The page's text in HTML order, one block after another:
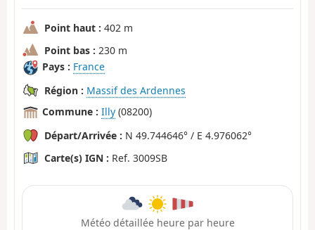
Point haut : 402 m
Point bas : 230 m
Pays : France
Région : Massif des Ardennes
Commune : Illy (08200)
Départ/Arrivée : N 49.744646° / E 4.976062°
Carte(s) IGN : Ref. 3009SB
Météo détaillée heure par heure